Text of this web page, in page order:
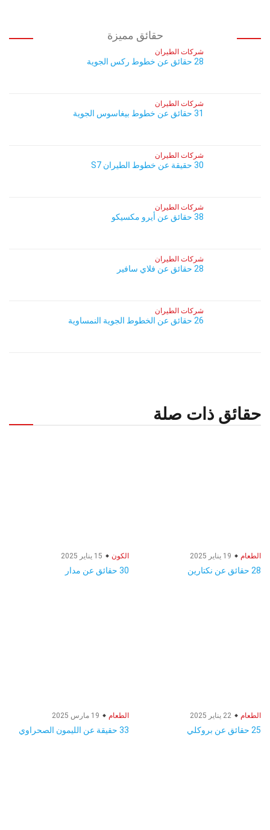
حقائق مميزة
شركات الطيران
28 حقائق عن خطوط ركس الجوية
شركات الطيران
31 حقائق عن خطوط بيغاسوس الجوية
شركات الطيران
30 حقيقة عن خطوط الطيران S7
شركات الطيران
38 حقائق عن أيرو مكسيكو
شركات الطيران
28 حقائق عن فلاي سافير
شركات الطيران
26 حقائق عن الخطوط الجوية النمساوية
حقائق ذات صلة
الطعام
28 حقائق عن نكتارين
الكون
30 حقائق عن مدار
الطعام
25 حقائق عن بروكلي
الطعام
33 حقيقة عن الليمون الصحراوي